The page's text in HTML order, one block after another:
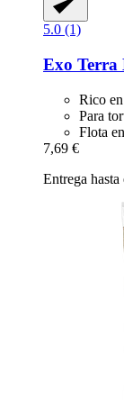
5.0 (1)
Exo Terra
Rico
Para
Flota
7,69 €
Entrega